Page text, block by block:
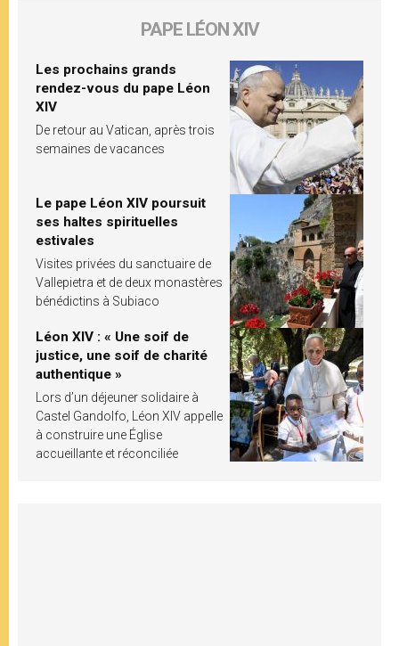
PAPE LÉON XIV
Les prochains grands
rendez-vous du pape Léon
XIV
De retour au Vatican, après trois
semaines de vacances
Le pape Léon XIV poursuit
ses haltes spirituelles
estivales
Visites privées du sanctuaire de
Vallepietra et de deux monastères
bénédictins à Subiaco
Léon XIV : « Une soif de
justice, une soif de charité
authentique »
Lors d’un déjeuner solidaire à
Castel Gandolfo, Léon XIV appelle
à construire une Église
accueillante et réconciliée